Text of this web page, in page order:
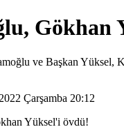
Gökhan
ve Başkan Yüksel,
Çarşamba 20:12